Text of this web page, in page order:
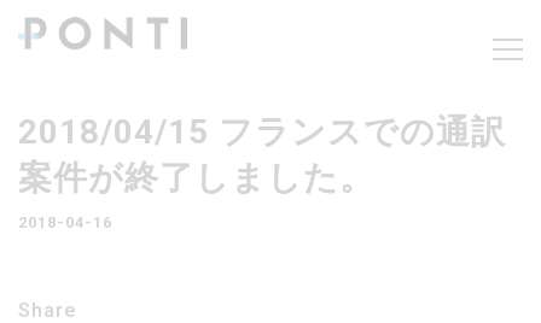
2018/04/15 フランスでの通訳
案件が終了しました。
2018-04-16
Share